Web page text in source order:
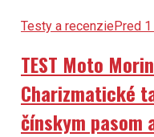
Testy a recenziePred
TEST Moto
Charizmatické
čínskym pasom